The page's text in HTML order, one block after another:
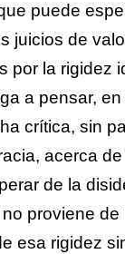
puede
juicios de
por la rigidez
a pensar,
crítica, sin
acerca
de la
proviene de
esa rigidez